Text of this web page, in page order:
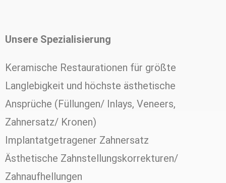
Unsere Spezialisierung
Keramische Restaurationen für größte
Langlebigkeit und höchste ästhetische
Ansprüche (Füllungen/ Inlays, Veneers,
Zahnersatz/ Kronen)
Implantatgetragener Zahnersatz
Ästhetische Zahnstellungskorrekturen/
Zahnaufhellungen